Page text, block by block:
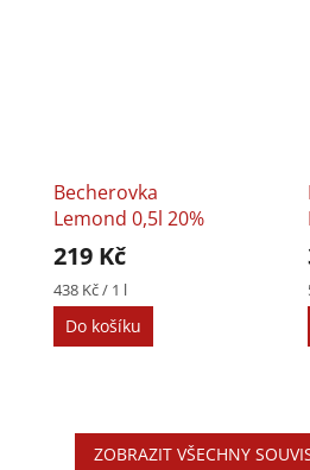
Becherovka
Lemond 0,5l 20%
219 Kč
Měrná
cena:
438 Kč / 1 l
Do košíku
ZOBRAZIT VŠECHNY